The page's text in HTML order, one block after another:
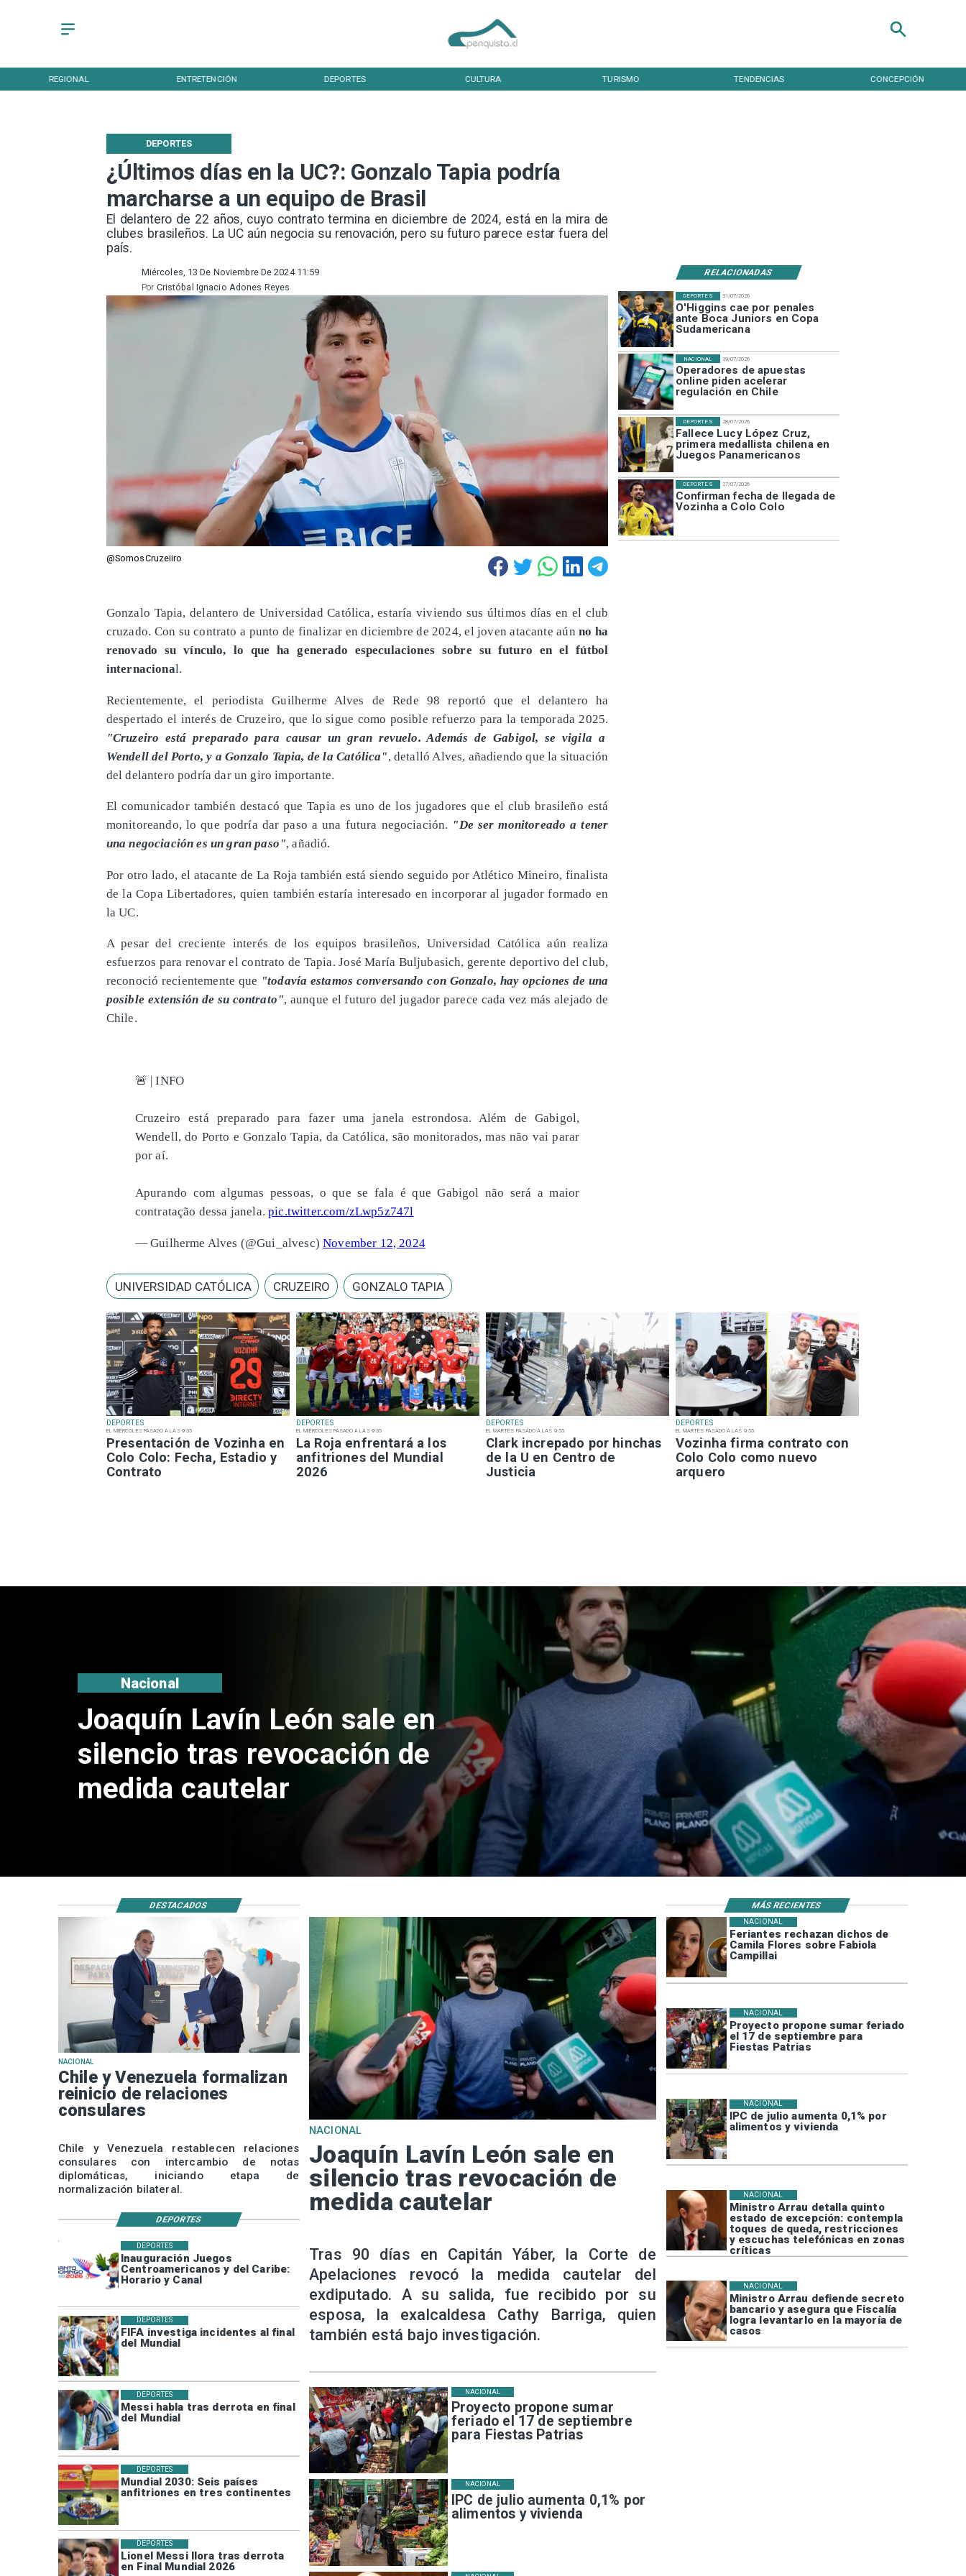
REGIONAL ENTRETENCIÓN DEPORTES CULTURA TURISMO TENDENCIAS CONCEPCIÓN
¿Últimos días en la UC?: Gonzalo Tapia podría
marcharse a un equipo de Brasil
​El delantero de 22 años, cuyo contrato termina en diciembre de 2024, está en la mira de
clubes brasileños. La UC aún negocia su renovación, pero su futuro parece estar fuera del
país.
DEPORTES
RELACIONADAS
Miércoles, 13 De Noviembre De 2024 11:59
Cristóbal Ignacio Adones Reyes
Por
@SomosCruzeiiro
DEPORTES
EL MIÉRCOLES PASADO A LAS 9:35
Presentación de Vozinha en
Colo Colo: Fecha, Estadio y
Contrato
DEPORTES
EL MIÉRCOLES PASADO A LAS 9:35
La Roja enfrentará a los
anfitriones del Mundial
2026
DEPORTES
EL MARTES PASADO A LAS 9:55
Clark increpado por hinchas
de la U en Centro de
Justicia
DEPORTES
EL MARTES PASADO A LAS 9:55
Vozinha firma contrato con
Colo Colo como nuevo
arquero
31/07/2026
O'Higgins cae por penales
ante Boca Juniors en Copa
Sudamericana
DEPORTES
29/07/2026
Operadores de apuestas
online piden acelerar
regulación en Chile
NACIONAL
28/07/2026
Fallece Lucy López Cruz,
primera medallista chilena en
Juegos Panamericanos
DEPORTES
27/07/2026
Confirman fecha de llegada de
Vozinha a Colo Colo
DEPORTES
Gonzalo Tapia, delantero de Universidad Católica, estaría viviendo sus últimos días en el club
cruzado. Con su contrato a punto de finalizar en diciembre de 2024, el joven atacante aún no ha
renovado su vínculo, lo que ha generado especulaciones sobre su futuro en el fútbol
internacional.
Recientemente, el periodista Guilherme Alves de Rede 98 reportó que el delantero ha
despertado el interés de Cruzeiro, que lo sigue como posible refuerzo para la temporada 2025.
"Cruzeiro está preparado para causar un gran revuelo. Además de Gabigol, se vigila a
Wendell del Porto, y a Gonzalo Tapia, de la Católica", detalló Alves, añadiendo que la situación
del delantero podría dar un giro importante.
El comunicador también destacó que Tapia es uno de los jugadores que el club brasileño está
monitoreando, lo que podría dar paso a una futura negociación. "De ser monitoreado a tener
una negociación es un gran paso", añadió.
Por otro lado, el atacante de La Roja también está siendo seguido por Atlético Mineiro, finalista
de la Copa Libertadores, quien también estaría interesado en incorporar al jugador formado en
la UC.
A pesar del creciente interés de los equipos brasileños, Universidad Católica aún realiza
esfuerzos para renovar el contrato de Tapia. José María Buljubasich, gerente deportivo del club,
reconoció recientemente que "todavía estamos conversando con Gonzalo, hay opciones de una
posible extensión de su contrato", aunque el futuro del jugador parece cada vez más alejado de
Chile.
🚨 | INFO
Cruzeiro está preparado para fazer uma janela estrondosa. Além de Gabigol,
Wendell, do Porto e Gonzalo Tapia, da Católica, são monitorados, mas não vai parar
por aí.
Apurando com algumas pessoas, o que se fala é que Gabigol não será a maior
contratação dessa janela.pic.twitter.com/zLwp5z747l
— Guilherme Alves (@Gui_alvesc)November 12, 2024
UNIVERSIDAD CATÓLICA CRUZEIRO GONZALO TAPIA
Chile y Venezuela formalizan
reinicio de relaciones
consulares
Nacional
Feriantes rechazan dichos de
Camila Flores sobre Fabiola
Campillai
NACIONAL
Proyecto propone sumar feriado
el 17 de septiembre para
Fiestas Patrias
NACIONAL
IPC de julio aumenta 0,1% por
alimentos y vivienda
NACIONAL
Ministro Arrau detalla quinto
estado de excepción: contempla
toques de queda, restricciones
y escuchas telefónicas en zonas
críticas
NACIONAL
Ministro Arrau defiende secreto
bancario y asegura que Fiscalía
logra levantarlo en la mayoría de
casos
NACIONAL
Inauguración Juegos
Centroamericanos y del Caribe:
Horario y Canal
DEPORTES
FIFA investiga incidentes al final
del Mundial
DEPORTES
Messi habla tras derrota en final
del Mundial
DEPORTES
Mundial 2030: Seis países
anfitriones en tres continentes
DEPORTES
Lionel Messi llora tras derrota
en Final Mundial 2026
DEPORTES
Proyecto propone sumar
feriado el 17 de septiembre
para Fiestas Patrias
NACIONAL
IPC de julio aumenta 0,1% por
alimentos y vivienda
NACIONAL
NACIONAL
Chile y Venezuela formalizan
reinicio de relaciones
consulares
Chile y Venezuela restablecen relaciones
consulares con intercambio de notas
diplomáticas, iniciando etapa de
normalización bilateral.
NACIONAL
Joaquín Lavín León sale en
silencio tras revocación de
medida cautelar
Tras 90 días en Capitán Yáber, la Corte de
Apelaciones revocó la medida cautelar del
exdiputado. A su salida, fue recibido por su
esposa, la exalcaldesa Cathy Barriga, quien
también está bajo investigación.
DESTACADOS MÁS RECIENTES
DEPORTES